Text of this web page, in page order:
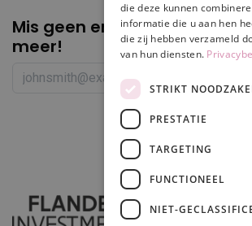
Mis geen enkelepromotie of
meer!
die deze kunnen
informatie die u aan hen
die zij hebben verzameld
van hun diensten.
STRIKT
PRESTATIE
TARGETING
FUNCTIONEEL
NIET-